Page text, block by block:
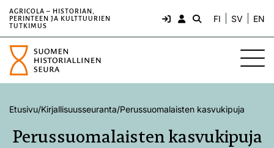
AGRICOLA – HISTORIAN,
PERINTEEN JA KULTTUURIEN
TUTKIMUS
FI SV EN
Etusivu/Kirjallisuusseuranta/Perussuomalaisten kasvukipuja
Perussuomalaisten kasvukipuja